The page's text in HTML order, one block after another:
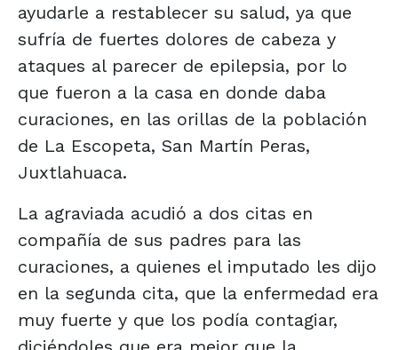
ayudarle a restablecer su salud, ya que
sufría de fuertes dolores de cabeza y
ataques al parecer de epilepsia, por lo
que fueron a la casa en donde daba
curaciones, en las orillas de la población
de La Escopeta, San Martín Peras,
Juxtlahuaca.
La agraviada acudió a dos citas en
compañía de sus padres para las
curaciones, a quienes el imputado les dijo
en la segunda cita, que la enfermedad era
muy fuerte y que los podía contagiar,